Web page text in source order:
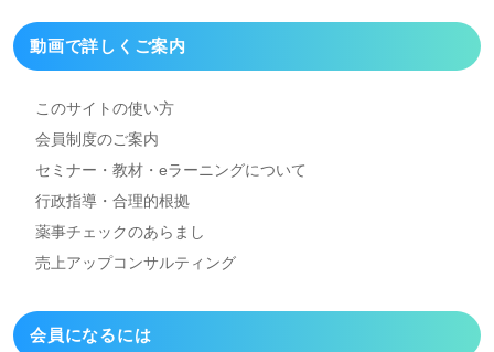
動画で詳しくご案内
このサイトの使い方
会員制度のご案内
セミナー・教材・eラーニングについて
行政指導・合理的根拠
薬事チェックのあらまし
売上アップコンサルティング
会員になるには